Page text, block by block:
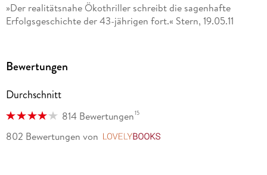
»Der realitätsnahe Ökothriller schreibt die sagenhafte
Erfolgsgeschichte der 43-jährigen fort.« Stern, 19.05.11
Bewertungen
Durchschnitt
814 Bewertungen15
802 Bewertungen von